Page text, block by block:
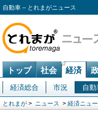
自動車 – とれまがニュース
トップ 社会 経済
経済総合 市況 自
とれまが > ニュース > 経済ニュ